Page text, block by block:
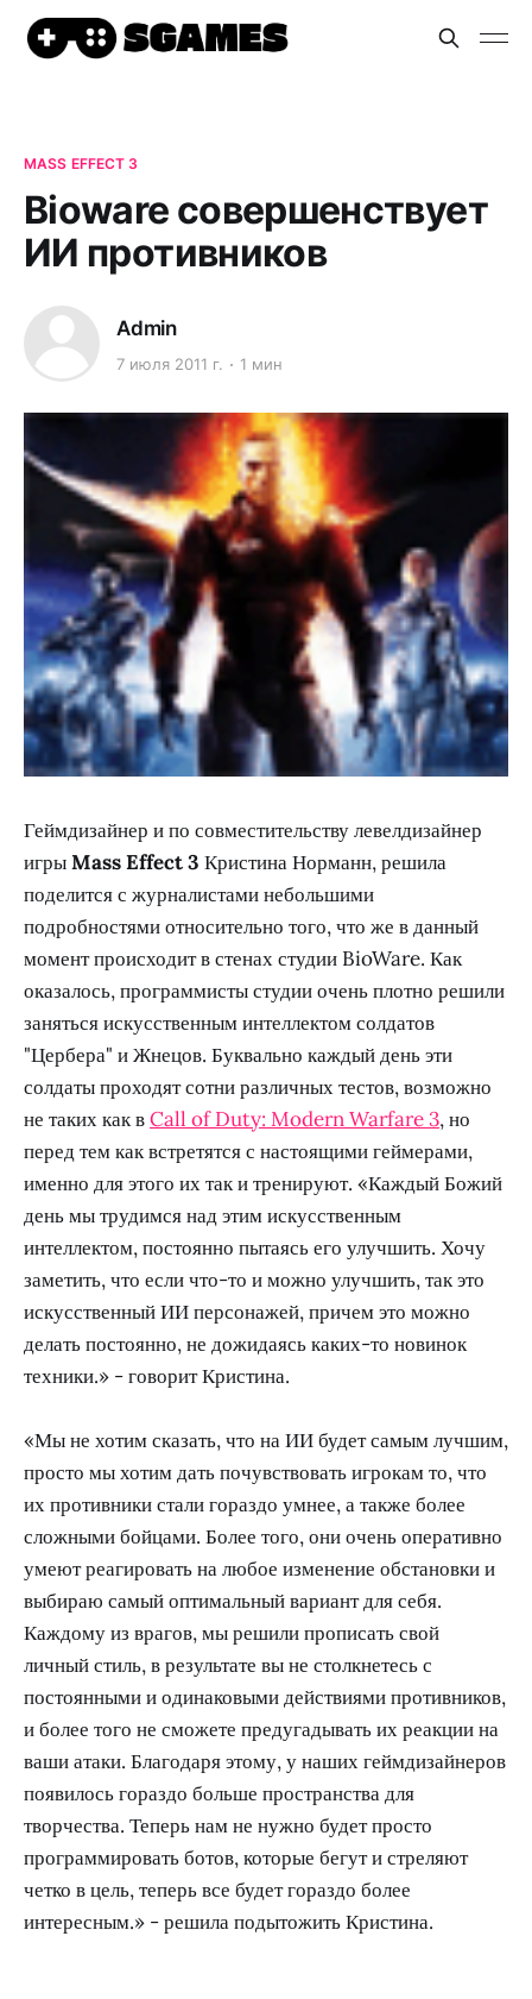
MASS EFFECT 3
Bioware совершенствует
ИИ противников
Admin
7 июля 2011 г. 1 мин
Геймдизайнер и по совместительству левелдизайнер
игрыMass Effect 3 Кристина Норманн, решила
поделится с журналистами небольшими
подробностями относительно того, что же в данный
момент происходит в стенах студии BioWare. Как
оказалось, программисты студии очень плотно решили
заняться искусственным интеллектом солдатов
"Цербера" и Жнецов. Буквально каждый день эти
солдаты проходят сотни различных тестов, возможно
не таких как вCall of Duty: Modern Warfare 3, но
перед тем как встретятся с настоящими геймерами,
именно для этого их так и тренируют. «Каждый Божий
день мы трудимся над этим искусственным
интеллектом, постоянно пытаясь его улучшить. Хочу
заметить, что если что-то и можно улучшить, так это
искусственный ИИ персонажей, причем это можно
делать постоянно, не дожидаясь каких-то новинок
техники.» - говорит Кристина.
«Мы не хотим сказать, что на ИИ будет самым лучшим,
просто мы хотим дать почувствовать игрокам то, что
их противники стали гораздо умнее, а также более
сложными бойцами. Более того, они очень оперативно
умеют реагировать на любое изменение обстановки и
выбираю самый оптимальный вариант для себя.
Каждому из врагов, мы решили прописать свой
личный стиль, в результате вы не столкнетесь с
постоянными и одинаковыми действиями противников,
и более того не сможете предугадывать их реакции на
ваши атаки. Благодаря этому, у наших геймдизайнеров
появилось гораздо больше пространства для
творчества. Теперь нам не нужно будет просто
программировать ботов, которые бегут и стреляют
четко в цель, теперь все будет гораздо более
интересным.» - решила подытожить Кристина.